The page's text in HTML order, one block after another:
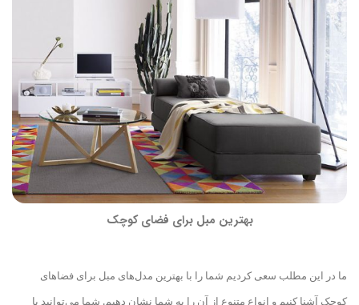
بهترین مبل برای فضای کوچک
ما در این مطلب سعی کردیم شما را با بهترین مدل‌های مبل برای فضاهای
کوچک آشنا کنیم و انواع متنوع از آن را به شما نشان دهیم. شما می‌توانید با